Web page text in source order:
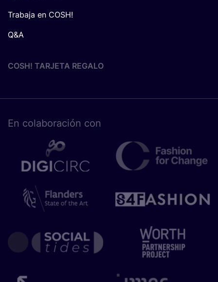
Trabaja en COSH!
Q&A
COSH! TARJETA REGALO
En cola­bo­ra­ción con